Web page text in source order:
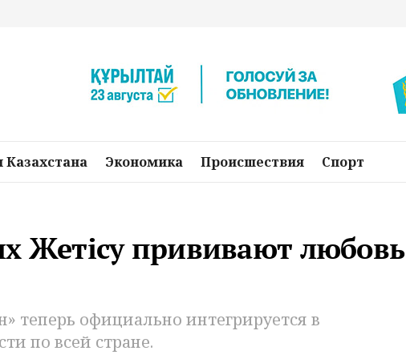
Казахстана Экономика Происшествия Спорт
Жетісу прививают любовь
теперь официально интегрируется в
по всей стране.